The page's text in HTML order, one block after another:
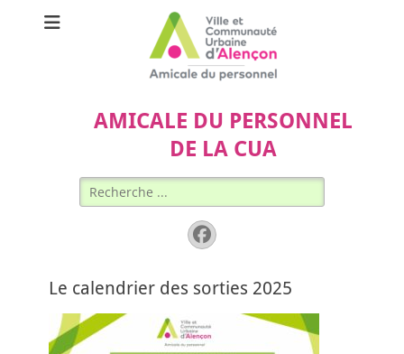
AMICALE DU PERSONNEL
DE LA CUA
Rechercher :
Facebook
Le calendrier des sorties 2025